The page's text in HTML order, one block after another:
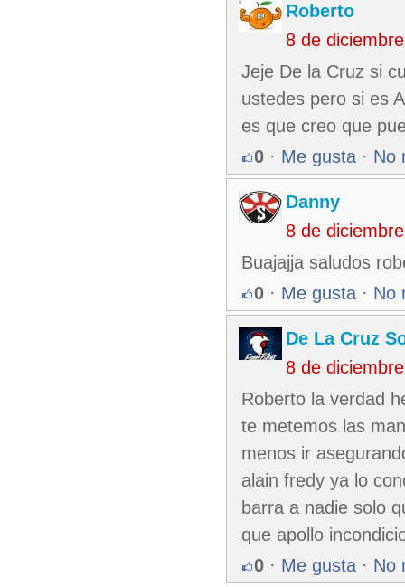
Roberto
8 de
Jeje De la Cruz si
ustedes pero si es
es que creo que
0 · Me gusta · No
Danny
8 de
Buajajja saludos
0 · Me gusta · No
De La Cruz
8 de
Roberto la verdad
te metemos las
menos ir
alain fredy ya lo
barra a nadie solo
que apollo
0 · Me gusta · No